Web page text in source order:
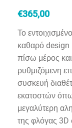
€365,00
Το
καθαρό design
πίσω μέρος
ρυθμιζόμενη
συσκευή
εκατοστών
μεγαλύτερη
της φλόγας 3D